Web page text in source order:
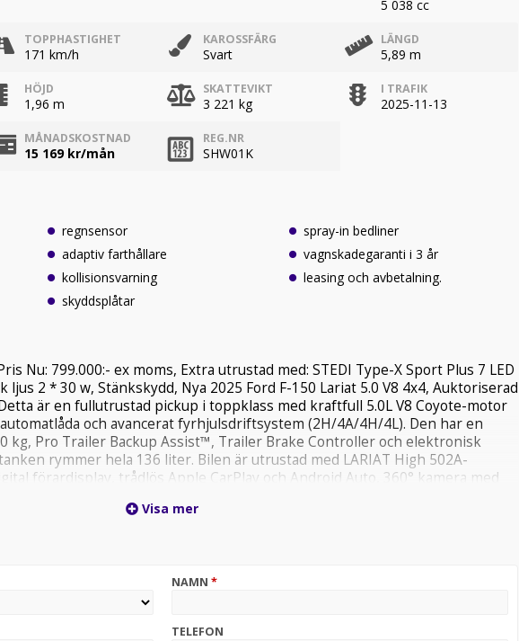
5 038 cc
TOPPHASTIGHET
171 km/h
KAROSSFÄRG
Svart
LÄNGD
5,89 m
HÖJD
1,96 m
SKATTEVIKT
3 221 kg
I TRAFIK
2025-11-13
MÅNADSKOSTNAD
15 169kr/mån
REG.NR
SHW01K
regnsensor
adaptiv farthållare
kollisionsvarning
skyddsplåtar
spray-in bedliner
vagnskadegaranti i 3 år
leasing och avbetalning.
Nu: 799.000:- ex moms, Extra utrustad med: STEDI Type-X Sport Plus 7 LED
ljus 2 * 30 w, Stänkskydd, Nya 2025 Ford F-150 Lariat 5.0 V8 4x4, Auktoriserad
är en fullutrustad pickup i toppklass med kraftfull 5.0L V8 Coyote-motor
och avancerat fyrhjulsdriftsystem (2H/4A/4H/4L). Den har en
kg, Pro Trailer Backup Assist™, Trailer Brake Controller och elektronisk
rymmer hela 136 liter. Bilen är utrustad med LARIAT High 502A-
förardisplay, trådlös Apple CarPlay och Android Auto, 360° kamera med
(elpanoramatak), fjärrstart och nyckelfritt system. Föraren får uppvärmd
filhållningssystem och mycket mer. Black Appearance Package ger bilen
Road Package adderar Hill Descent Control™, offroad-anpassade
och robusta terrängdäck. Interiören bjuder på Black Onyx ActiveX-säten
Visa mer
NAMN *
TELEFON